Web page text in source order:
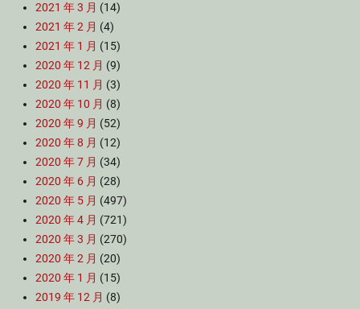
2021 年 3 月 (14)
2021 年 2 月 (4)
2021 年 1 月 (15)
2020 年 12 月 (9)
2020 年 11 月 (3)
2020 年 10 月 (8)
2020 年 9 月 (52)
2020 年 8 月 (12)
2020 年 7 月 (34)
2020 年 6 月 (28)
2020 年 5 月 (497)
2020 年 4 月 (721)
2020 年 3 月 (270)
2020 年 2 月 (20)
2020 年 1 月 (15)
2019 年 12 月 (8)